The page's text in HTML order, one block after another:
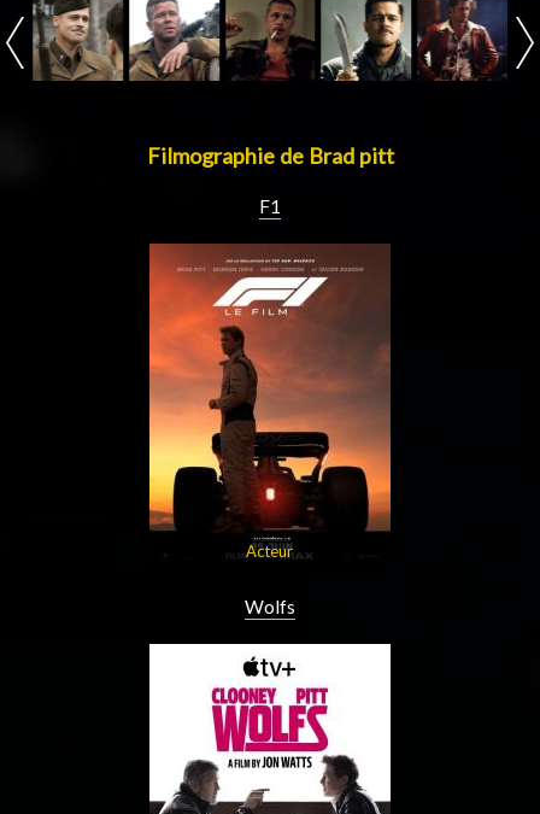
Filmographie de Brad pitt
F1
Acteur
Wolfs